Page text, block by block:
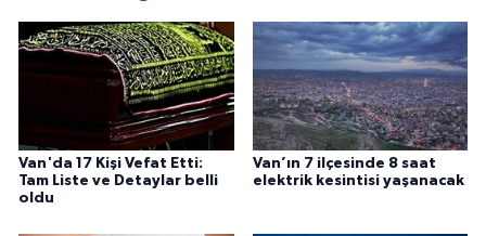
Van'da 17 Kişi Vefat Etti:
Tam Liste ve Detaylar belli
oldu
Van’ın 7 ilçesinde 8 saat
elektrik kesintisi yaşanacak